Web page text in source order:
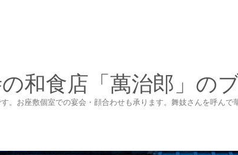
和食店「萬治郎」の
。お座敷個室での宴会・顔合わせも承ります。舞妓さんを呼んで